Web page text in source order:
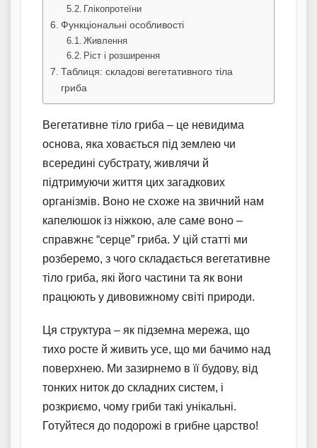
Глікопротеїни
Функціональні особливості
Живлення
Ріст і розширення
Таблиця: складові вегетативного тіла
гриба
Вегетативне тіло гриба – це невидима
основа, яка ховається під землею чи
всередині субстрату, живлячи й
підтримуючи життя цих загадкових
організмів. Воно не схоже на звичний нам
капелюшок із ніжкою, але саме воно –
справжнє “серце” гриба. У цій статті ми
розберемо, з чого складається вегетативне
тіло гриба, які його частини та як вони
працюють у дивовижному світі природи.
Ця структура – як підземна мережа, що
тихо росте й живить усе, що ми бачимо над
поверхнею. Ми зазирнемо в її будову, від
тонких ниток до складних систем, і
розкриємо, чому гриби такі унікальні.
Готуйтеся до подорожі в грибне царство!